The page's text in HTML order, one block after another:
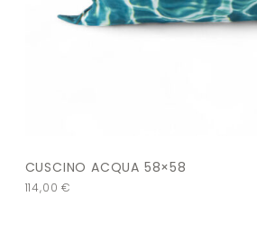
CUSCINO ACQUA 58×58
114,00€